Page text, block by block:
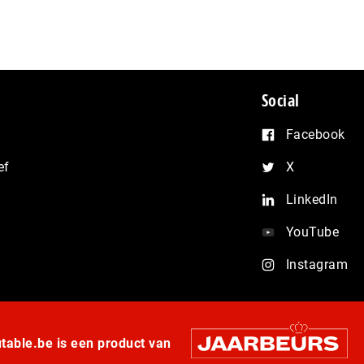
Social
Facebook
X
LinkedIn
YouTube
Instagram
is een product van